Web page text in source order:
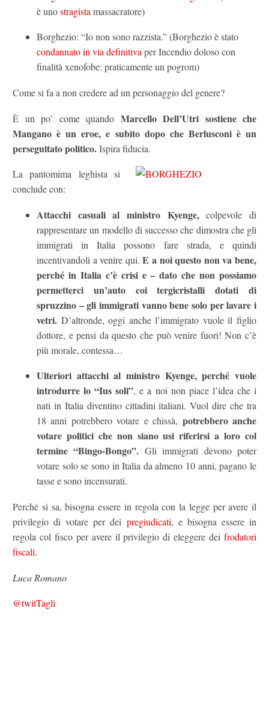
è unostragista massacratore)
Borghezio: “Io non sono razzista.” (Borghezio è stato
condannato in via definitivaper Incendio doloso con
finalità xenofobe: praticamente un pogrom)
Come si fa a non credere ad un personaggio del genere?
È un po’ come quando Marcello Dell’Utri sostiene che
Mangano è un eroe, e subito dopo che Berlusconi è un
perseguitato politico.Ispira fiducia.
La pantomima leghista si
conclude con:
Attacchi casuali al ministro Kyenge,colpevole di
rappresentare un modello di successo che dimostra che gli
immigrati in Italia possono fare strada, e quindi
incentivandoli a venire qui.E a noi questo non va bene,
perché in Italia c’è crisi e – dato che non possiamo
permetterci un’auto coi tergicristalli dotati di
spruzzino – gli immigrati vanno bene solo per lavare i
vetri. D’altronde, oggi anche l’immigrato vuole il figlio
dottore, e pensi da questo che può venire fuori! Non c’è
più morale, contessa…
Ulteriori attacchi al ministro Kyenge, perché vuole
introdurre lo “Ius soli”, e a noi non piace l’idea che i
nati in Italia diventino cittadini italiani. Vuol dire che tra
18 anni potrebbero votare e chissà, potrebbero anche
votare politici che non siano usi riferirsi a loro col
termine “Bingo-Bongo”. Gli immigrati devono poter
votare solo se sono in Italia da almeno 10 anni, pagano le
tasse e sono incensurati.
Perché si sa, bisogna essere in regola con la legge per avere il
privilegio di votare per dei pregiudicati, e bisogna essere in
regola col fisco per avere il privilegio di eleggere dei frodatori
fiscali.
Luca Romano
@twitTagli